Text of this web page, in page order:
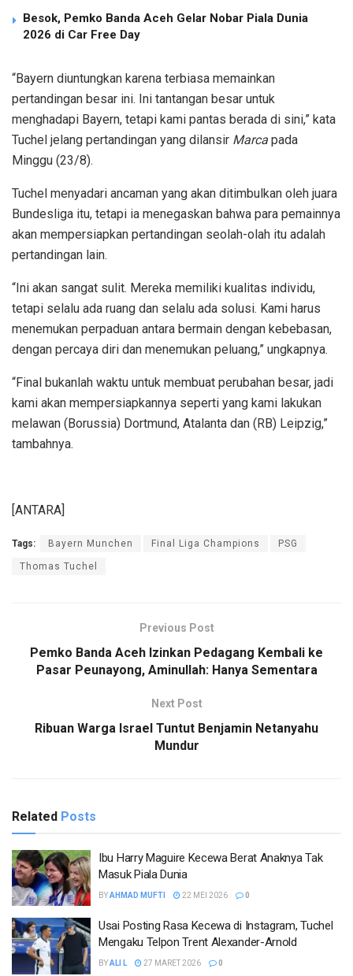
Besok, Pemko Banda Aceh Gelar Nobar Piala Dunia
2026 di Car Free Day
“Bayern diuntungkan karena terbiasa memainkan
pertandingan besar ini. Ini tantangan besar untuk
menghadapi Bayern, tetapi kami pantas berada di sini,” kata
Tuchel jelang pertandingan yang dilansir Marca pada
Minggu (23/8).
Tuchel menyadari ancaman yang akan ditimbulkan oleh juara
Bundesliga itu, tetapi ia menegaskan bahwa para pemainnya
akan mempersiapkan pertandingan seolah-olah itu adalah
pertandingan lain.
“Ini akan sangat sulit. Mereka memiliki kualitas individu,
tetapi selalu ada ruang dan selalu ada solusi. Kami harus
menemukan perpaduan antara bermain dengan kebebasan,
dengan percaya diri dan menemukan peluang,” ungkapnya.
“Final bukanlah waktu untuk membuat perubahan besar, jadi
kami akan mempersiapkannya seperti yang kami lakukan
melawan (Borussia) Dortmund, Atalanta dan (RB) Leipzig,”
tambahnya.
[ANTARA]
Tags: Bayern Munchen Final Liga Champions PSG
Thomas Tuchel
Previous Post
Pemko Banda Aceh Izinkan Pedagang Kembali ke
Pasar Peunayong, Aminullah: Hanya Sementara
Next Post
Ribuan Warga Israel Tuntut Benjamin Netanyahu
Mundur
Related Posts
Ibu Harry Maguire Kecewa Berat Anaknya Tak
Masuk Piala Dunia
BYAHMAD MUFTI 22 MEI 2026 0
Usai Posting Rasa Kecewa di Instagram, Tuchel
Mengaku Telpon Trent Alexander-Arnold
BYALI L 27 MARET 2026 0